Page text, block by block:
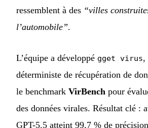
ressemblent à des “villes
l’automobile”.
L’équipe a développé gget virus,
déterministe de récupération de
le benchmark VirBench pour
des données virales. Résultat clé :
GPT-5.5 atteint 99,7 % de